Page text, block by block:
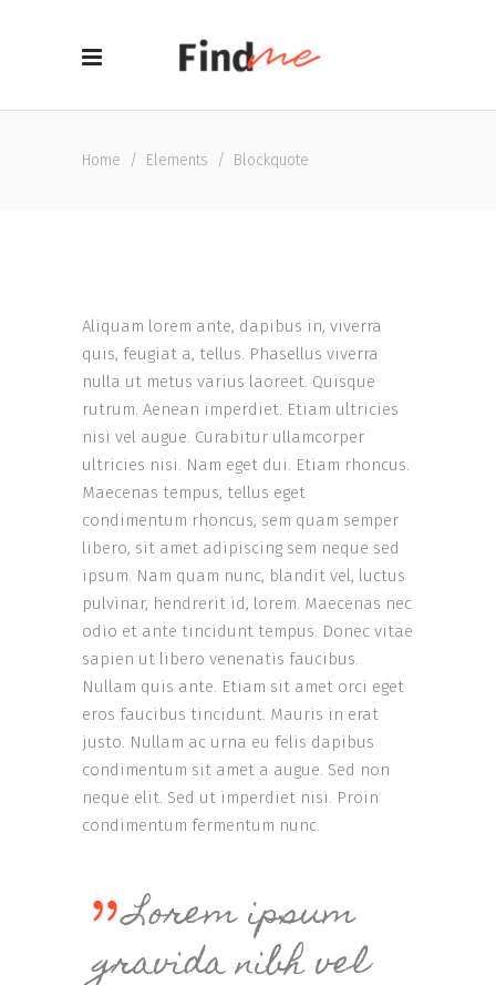
Home / Elements / Blockquote
Aliquam lorem ante, dapibus in, viverra
quis, feugiat a, tellus. Phasellus viverra
nulla ut metus varius laoreet. Quisque
rutrum. Aenean imperdiet. Etiam ultricies
nisi vel augue. Curabitur ullamcorper
ultricies nisi. Nam eget dui. Etiam rhoncus.
Maecenas tempus, tellus eget
condimentum rhoncus, sem quam semper
libero, sit amet adipiscing sem neque sed
ipsum. Nam quam nunc, blandit vel, luctus
pulvinar, hendrerit id, lorem. Maecenas nec
odio et ante tincidunt tempus. Donec vitae
sapien ut libero venenatis faucibus.
Nullam quis ante. Etiam sit amet orci eget
eros faucibus tincidunt. Mauris in erat
justo. Nullam ac urna eu felis dapibus
condimentum sit amet a augue. Sed non
neque elit. Sed ut imperdiet nisi. Proin
condimentum fermentum nunc.
Lorem ipsum
gravida nibh vel